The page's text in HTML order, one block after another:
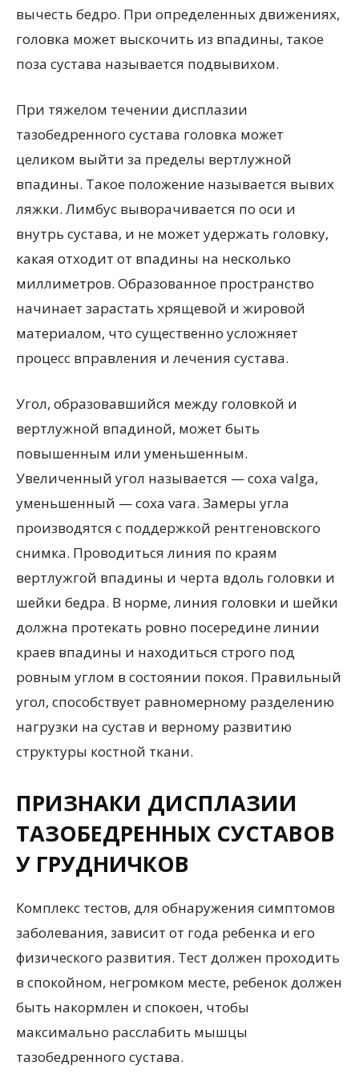
вычесть бедро. При определенных движениях,
головка может выскочить из впадины, такое
поза сустава называется подвывихом.
При тяжелом течении дисплазии
тазобедренного сустава головка может
целиком выйти за пределы вертлужной
впадины. Такое положение называется вывих
ляжки. Лимбус выворачивается по оси и
внутрь сустава, и не может удержать головку,
какая отходит от впадины на несколько
миллиметров. Образованное пространство
начинает зарастать хрящевой и жировой
материалом, что существенно усложняет
процесс вправления и лечения сустава.
Угол, образовавшийся между головкой и
вертлужной впадиной, может быть
повышенным или уменьшенным.
Увеличенный угол называется — coxa valga,
уменьшенный — coxa vara. Замеры угла
производятся с поддержкой рентгеновского
снимка. Проводиться линия по краям
вертлужгой впадины и черта вдоль головки и
шейки бедра. В норме, линия головки и шейки
должна протекать ровно посередине линии
краев впадины и находиться строго под
ровным углом в состоянии покоя. Правильный
угол, способствует равномерному разделению
нагрузки на сустав и верному развитию
структуры костной ткани.
ПРИЗНАКИ ДИСПЛАЗИИ
ТАЗОБЕДРЕННЫХ СУСТАВОВ
У ГРУДНИЧКОВ
Комплекс тестов, для обнаружения симптомов
заболевания, зависит от года ребенка и его
физического развития. Тест должен проходить
в спокойном, негромком месте, ребенок должен
быть накормлен и спокоен, чтобы
максимально расслабить мышцы
тазобедренного сустава.